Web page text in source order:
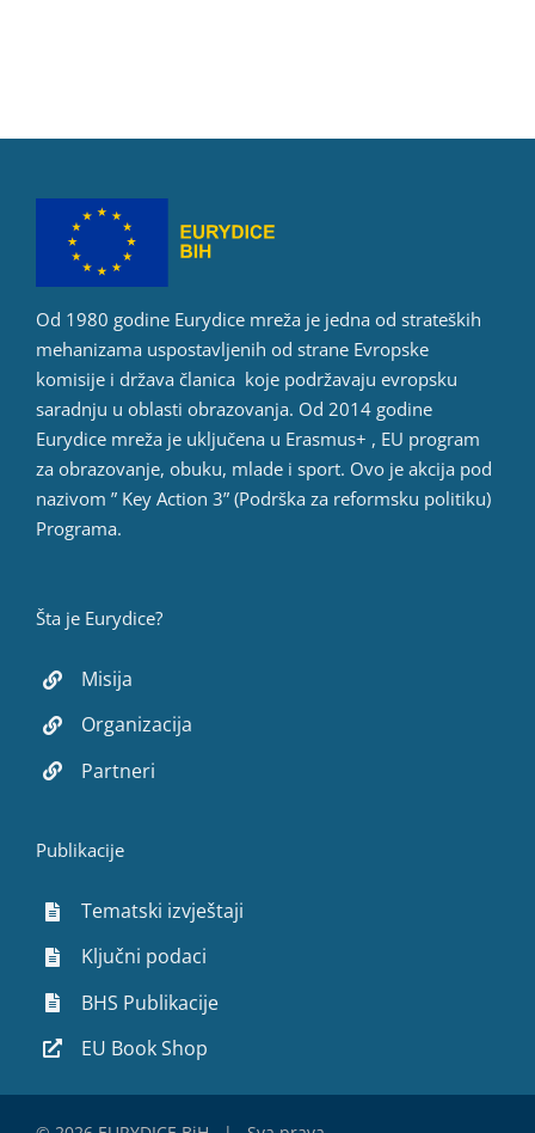
Od 1980 godine Eurydice mreža je jedna od strateških
mehanizama uspostavljenih od strane Evropske
komisije i država članica koje podržavaju evropsku
saradnju u oblasti obrazovanja. Od 2014 godine
Eurydice mreža je uključena u Erasmus+ , EU program
za obrazovanje, obuku, mlade i sport. Ovo je akcija pod
nazivom ” Key Action 3” (Podrška za reformsku politiku)
Programa.
Šta je Eurydice?
Misija
Organizacija
Partneri
Publikacije
Tematski izvještaji
Ključni podaci
BHS Publikacije
EU Book Shop